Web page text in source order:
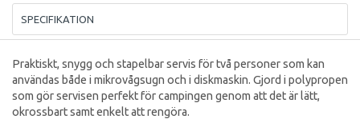
SPECIFIKATION
Praktiskt, snygg och stapelbar servis för två personer som kan
användas både i mikrovågsugn och i diskmaskin. Gjord i polypropen
som gör servisen perfekt för campingen genom att det är lätt,
okrossbart samt enkelt att rengöra.